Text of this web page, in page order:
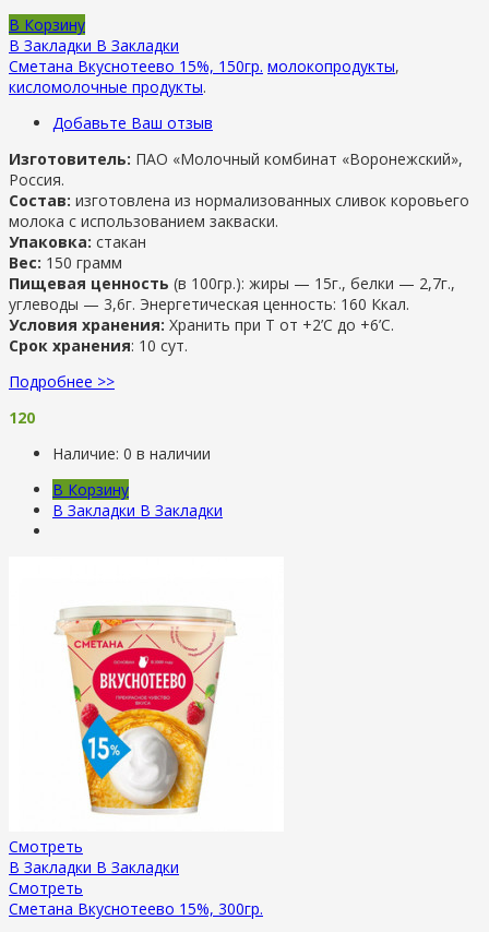
В Корзину
В Закладки В Закладки
Сметана Вкуснотеево 15%, 150гр. молокопродукты,
кисломолочные продукты.
Добавьте Ваш отзыв
Изготовитель: ПАО «Молочный комбинат «Воронежский»,
Россия.
Состав: изготовлена из нормализованных сливок коровьего
молока с использованием закваски.
Упаковка: стакан
Вес: 150 грамм
Пищевая ценность (в 100гр.): жиры — 15г., белки — 2,7г.,
углеводы — 3,6г. Энергетическая ценность: 160 Ккал.
Условия хранения: Хранить при Т от +2’С до +6’C.
Срок хранения: 10 сут.
Подробнее >>
120
Наличие: 0 в наличии
В Корзину
В Закладки В Закладки
Смотреть
В Закладки В Закладки
Смотреть
Сметана Вкуснотеево 15%, 300гр.